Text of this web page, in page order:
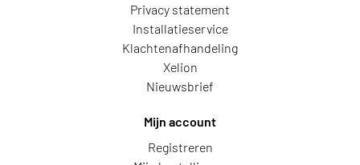
Privacy statement
Installatieservice
Klachtenafhandeling
Xelion
Nieuwsbrief
Mijn account
Registreren